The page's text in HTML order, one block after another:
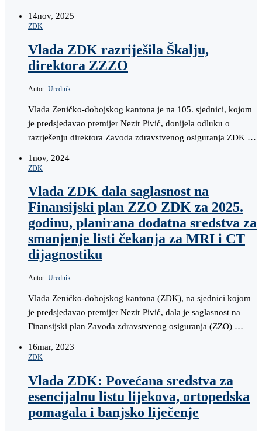
14nov, 2025
ZDK
Vlada ZDK razriješila Škalju,
direktora ZZZO
Autor: Urednik
Vlada Zeničko-dobojskog kantona je na 105. sjednici, kojom
je predsjedavao premijer Nezir Pivić, donijela odluku o
razrješenju direktora Zavoda zdravstvenog osiguranja ZDK …
1nov, 2024
ZDK
Vlada ZDK dala saglasnost na
Finansijski plan ZZO ZDK za 2025.
godinu, planirana dodatna sredstva za
smanjenje listi čekanja za MRI i CT
dijagnostiku
Autor: Urednik
Vlada Zeničko-dobojskog kantona (ZDK), na sjednici kojom
je predsjedavao premijer Nezir Pivić, dala je saglasnost na
Finansijski plan Zavoda zdravstvenog osiguranja (ZZO) …
16mar, 2023
ZDK
Vlada ZDK: Povećana sredstva za
esencijalnu listu lijekova, ortopedska
pomagala i banjsko liječenje